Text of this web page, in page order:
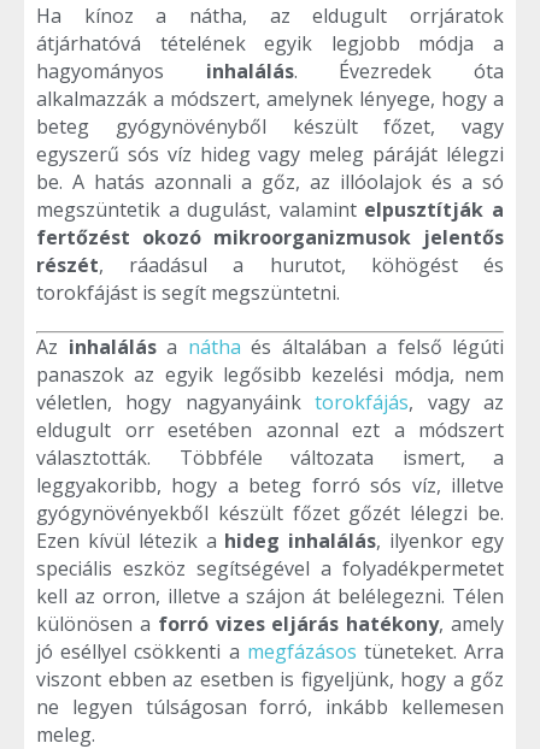
Ha kínoz a nátha, az eldugult orrjáratok
átjárhatóvá tételének egyik legjobb módja a
hagyományos inhalálás. Évezredek óta
alkalmazzák a módszert, amelynek lényege, hogy a
beteg gyógynövényből készült főzet, vagy
egyszerű sós víz hideg vagy meleg páráját lélegzi
be. A hatás azonnali a gőz, az illóolajok és a só
megszüntetik a dugulást, valamint elpusztítják a
fertőzést okozó mikroorganizmusok jelentős
részét, ráadásul a hurutot, köhögést és
torokfájást is segít megszüntetni.
Az inhalálás a nátha és általában a felső légúti
panaszok az egyik legősibb kezelési módja, nem
véletlen, hogy nagyanyáinktorokfájás, vagy az
eldugult orr esetében azonnal ezt a módszert
választották. Többféle változata ismert, a
leggyakoribb, hogy a beteg forró sós víz, illetve
gyógynövényekből készült főzet gőzét lélegzi be.
Ezen kívül létezik a hideg inhalálás, ilyenkor egy
speciális eszköz segítségével a folyadékpermetet
kell az orron, illetve a szájon át belélegezni. Télen
különösen a forró vizes eljárás hatékony, amely
jó eséllyel csökkenti a megfázásos tüneteket. Arra
viszont ebben az esetben is figyeljünk, hogy a gőz
ne legyen túlságosan forró, inkább kellemesen
meleg.